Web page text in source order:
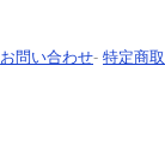
お問い合わせ- 特定商